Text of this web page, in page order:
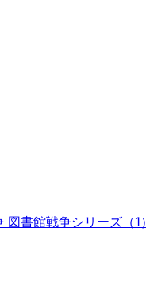
図書館戦争シリーズ（1）